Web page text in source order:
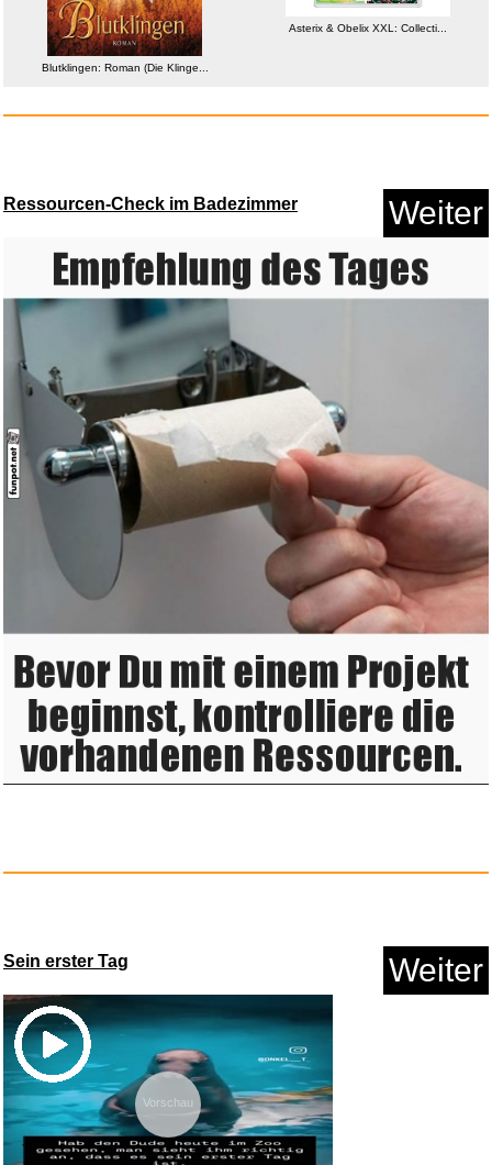
Velours Nubuk Pflege, 75 ml, F...
Nrkin Grapnel Anchor Kit,Boot ...
Anzeige
Kettlercise Lean-IN-14, 4 Disc...
Blutklingen: Roman (Die Klinge...
Asterix & Obelix XXL: Collecti...
Ressourcen-Check im Badezimmer Weiter
Sein erster Tag Weiter
Vorschau